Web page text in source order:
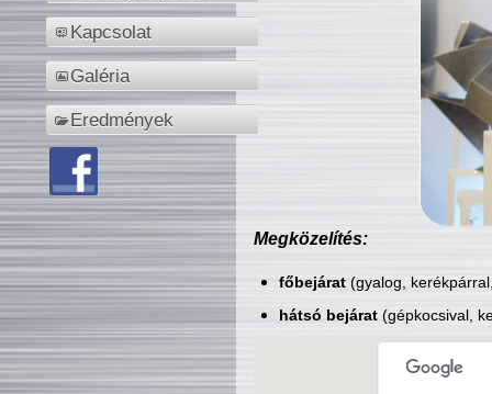
Kapcsolat
Galéria
Eredmények
Megközelítés:
főbejárat(gyalog,
hátsó bejárat(gépkocsival,